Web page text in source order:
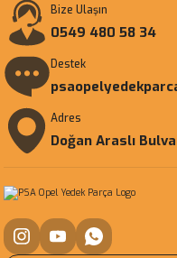
Bize Ulaşın
0549 480 58 34
Destek
Adres
Doğan Araslı